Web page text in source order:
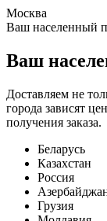
Москва
Ваш населенный
Ваш
Доставляем не
города зависят
получения заказа.
Беларусь
Казахстан
Россия
Грузия